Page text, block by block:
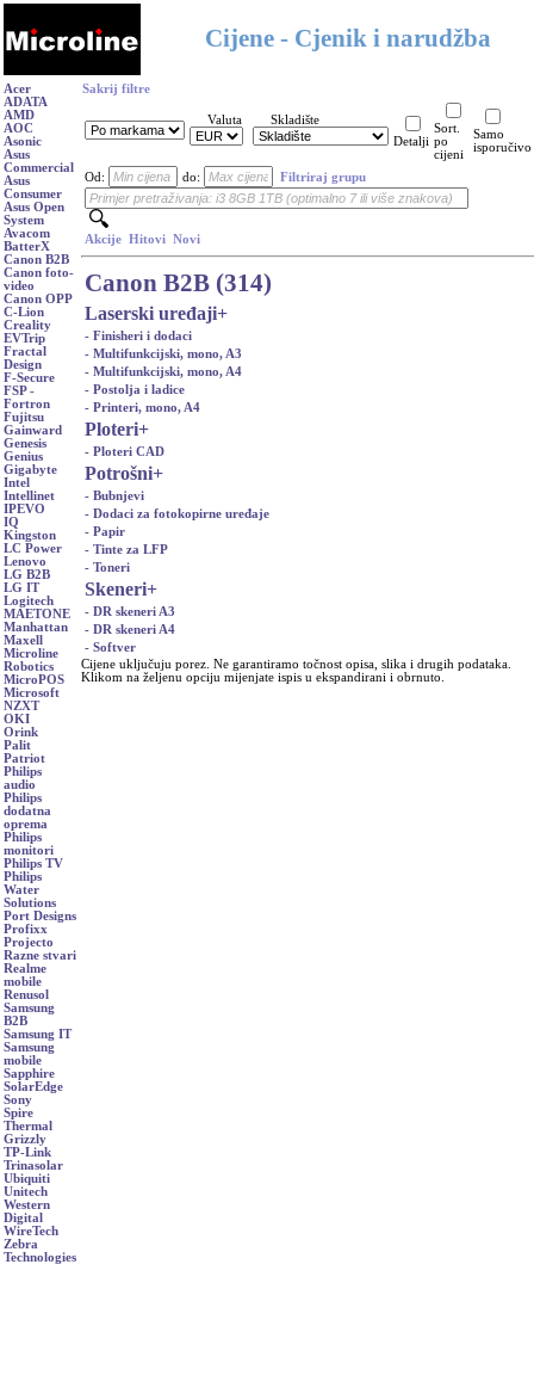
Cijene - Cjenik i narudžba
Acer
ADATA
AMD
AOC
Asonic
Asus
Commercial
Asus
Consumer
Asus Open
System
Avacom
BatterX
Canon B2B
Canon foto-
video
Canon OPP
C-Lion
Creality
EVTrip
Fractal
Design
F-Secure
FSP -
Fortron
Fujitsu
Gainward
Genesis
Genius
Gigabyte
Intel
Intellinet
IPEVO
IQ
Kingston
LC Power
Lenovo
LG B2B
LG IT
Logitech
MAETONE
Manhattan
Maxell
Microline
Robotics
MicroPOS
Microsoft
NZXT
OKI
Orink
Palit
Patriot
Philips
audio
Philips
dodatna
oprema
Philips
monitori
Philips TV
Philips
Water
Solutions
Port Designs
Profixx
Projecto
Razne stvari
Realme
mobile
Renusol
Samsung
B2B
Samsung IT
Samsung
mobile
Sapphire
SolarEdge
Sony
Spire
Thermal
Grizzly
TP-Link
Trinasolar
Ubiquiti
Unitech
Western
Digital
WireTech
Zebra
Technologies
Sakrij filtre
Valuta
Skladište
Detalji
Sort.
po
cijeni
Samo
isporučivo
Od: do: Filtriraj grupu
Akcije Hitovi Novi
Canon B2B (314)
Laserski uređaji+
- Finisheri i dodaci
- Multifunkcijski, mono, A3
- Multifunkcijski, mono, A4
- Postolja i ladice
- Printeri, mono, A4
Ploteri+
- Ploteri CAD
Potrošni+
- Bubnjevi
- Dodaci za fotokopirne uređaje
- Papir
- Tinte za LFP
- Toneri
Skeneri+
- DR skeneri A3
- DR skeneri A4
- Softver
Cijene uključuju porez. Ne garantiramo točnost opisa, slika i drugih podataka.
Klikom na željenu opciju mijenjate ispis u ekspandirani i obrnuto.